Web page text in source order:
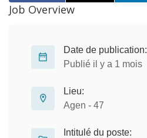
Job Overview
Date de publication:
Publié il y a 1 mois
Lieu:
Agen - 47
Intitulé du poste: